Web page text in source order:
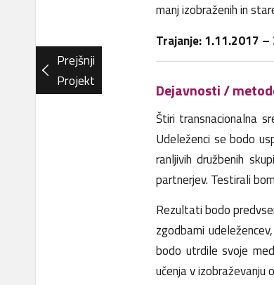
manj izobraženih in
Trajanje: 1.11.2017
Dejavnosti /
Štiri transnacionalna
Udeleženci se bodo
ranljivih družbenih
partnerjev. Testirali
Rezultati bodo
zgodbami
bodo utrdile svoje
učenja v izobraževanju
Prejšnji
Projekt